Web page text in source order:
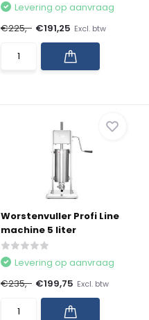
Levering op aanvraag
€225,- €191,25 Excl. btw
Worstenvuller Profi Line
machine 5 liter
Levering op aanvraag
€235,- €199,75 Excl. btw